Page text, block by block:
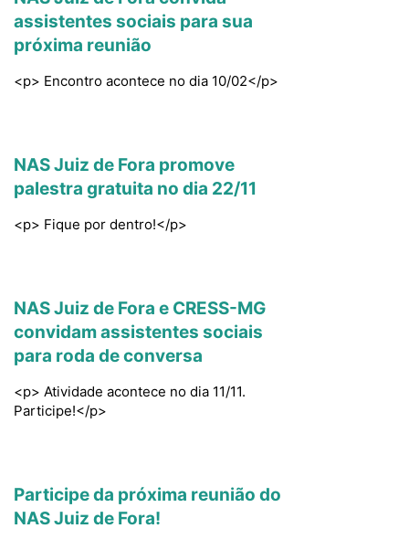
assistentes sociais para sua
próxima reunião
<p> Encontro acontece no dia 10/02</p>
NAS Juiz de Fora promove
palestra gratuita no dia 22/11
<p> Fique por dentro!</p>
NAS Juiz de Fora e CRESS-MG
convidam assistentes sociais
para roda de conversa
<p> Atividade acontece no dia 11/11.
Participe!</p>
Participe da próxima reunião do
NAS Juiz de Fora!